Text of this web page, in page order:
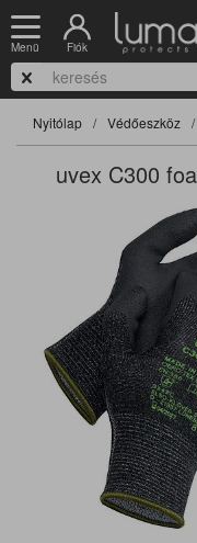
Menü Fiók
Nyitólap Védőeszköz
uvex C300